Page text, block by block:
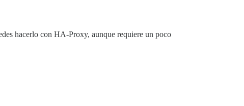
hacerlo con HA-Proxy, aunque requiere un poco